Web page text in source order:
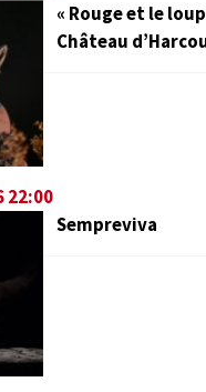
« Rouge et le
Château
22:00
Sempreviva